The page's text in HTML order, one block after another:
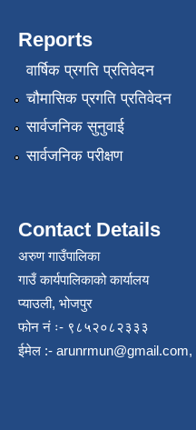
Reports
वार्षिक प्रगति प्रतिवेदन
चौमासिक प्रगति प्रतिवेदन
सार्वजनिक सुनुवाई
सार्वजनिक परीक्षण
Contact Details
अरुण गाउँपालिका
गाउँ कार्यपालिकाको कार्यालय
प्याउली, भोजपुर
फोन नं ः- ९८५२०८२३३३
ईमेल :- arunrmun@gmail.com,